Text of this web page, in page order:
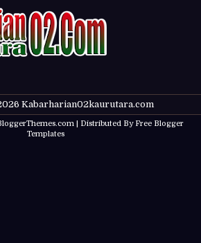
Kabarharian02kaurutara.com
| Distributed ByFree Blogger
Templates